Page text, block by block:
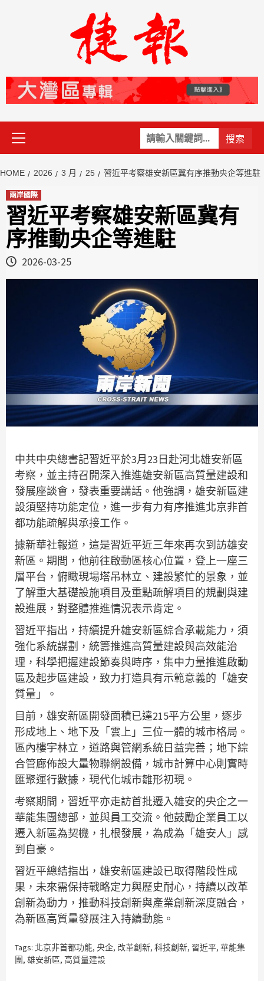
關
鍵
Primary
Menu
HOME 2026 3 月 25 習近平考察雄安新區冀有序推動央企等進駐
兩岸國際
習近平考察雄安新區冀有
序推動央企等進駐
2026-03-25
中共中央總書記習近平於3月23日赴河北雄安新區
考察，並主持召開深入推進雄安新區高質量建設和
發展座談會，發表重要講話。他強調，雄安新區建
設須堅持功能定位，進一步有力有序推進北京非首
都功能疏解與承接工作。
據新華社報道，這是習近平近三年來再次到訪雄安
新區。期間，他前往啟動區核心位置，登上一座三
層平台，俯瞰現場塔吊林立、建設繁忙的景象，並
了解重大基礎設施項目及重點疏解項目的規劃與建
設進展，對整體推進情況表示肯定。
習近平指出，持續提升雄安新區綜合承載能力，須
強化系統謀劃，統籌推進高質量建設與高效能治
理，科學把握建設節奏與時序，集中力量推進啟動
區及起步區建設，致力打造具有示範意義的「雄安
質量」。
目前，雄安新區開發面積已達215平方公里，逐步
形成地上、地下及「雲上」三位一體的城市格局。
區內樓宇林立，道路與管網系統日益完善；地下綜
合管廊佈設大量物聯網設備，城市計算中心則實時
匯聚運行數據，現代化城市雛形初現。
考察期間，習近平亦走訪首批遷入雄安的央企之一
華能集團總部，並與員工交流。他鼓勵企業員工以
遷入新區為契機，扎根發展，為成為「雄安人」感
到自豪。
習近平總結指出，雄安新區建設已取得階段性成
果，未來需保持戰略定力與歷史耐心，持續以改革
創新為動力，推動科技創新與產業創新深度融合，
為新區高質量發展注入持續動能。
Tags: 北京非首都功能, 央企, 改革創新, 科技創新, 習近平, 華能集
團, 雄安新區, 高質量建設